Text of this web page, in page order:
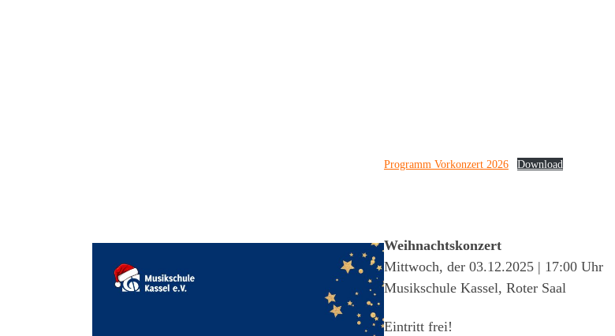
Programm Vorkonzert 2026 Download
Weihnachtskonzert
Mittwoch, der 03.12.2025 | 17:00 Uhr
Musikschule Kassel, Roter Saal
Eintritt frei!